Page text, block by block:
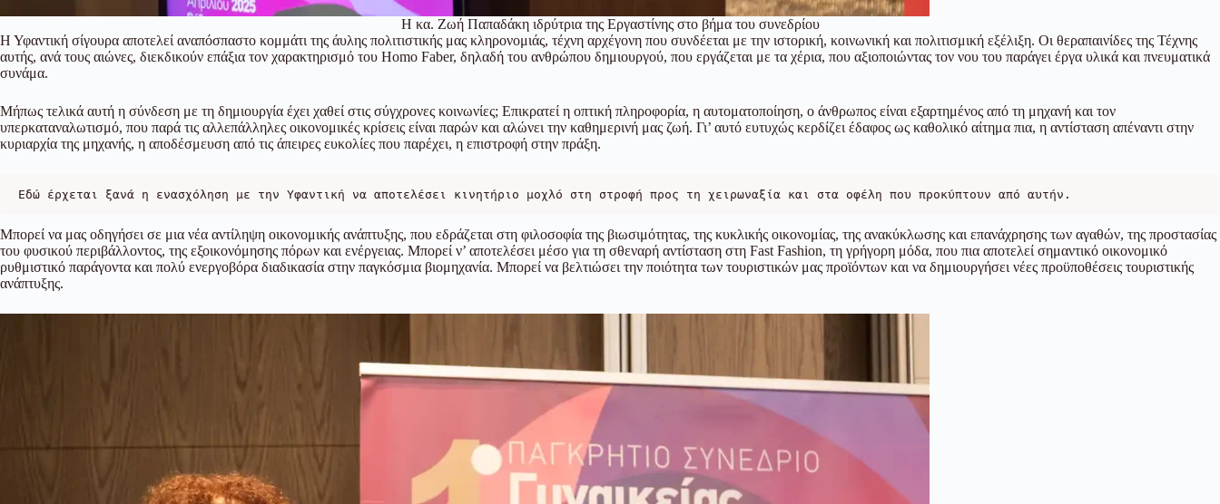
Η κα. Ζωή Παπαδάκη ιδρύτρια της Εργαστίνης στο βήμα του συνεδρίου
Η Υφαντική σίγουρα αποτελεί αναπόσπαστο κομμάτι της άυλης πολιτιστικής μας κληρονομιάς, τέχνη αρχέγονη που συνδέεται με την ιστορική, κοινωνική και πολιτισμική εξέλιξη. Οι θεραπαινίδες της Τέχνης
αυτής, ανά τους αιώνες, διεκδικούν επάξια τον χαρακτηρισμό του Homo Faber, δηλαδή του ανθρώπου δημιουργού, που εργάζεται με τα χέρια, που αξιοποιώντας τον νου του παράγει έργα υλικά και πνευματικά
συνάμα.
Μήπως τελικά αυτή η σύνδεση με τη δημιουργία έχει χαθεί στις σύγχρονες κοινωνίες; Επικρατεί η οπτική πληροφορία, η αυτοματοποίηση, ο άνθρωπος είναι εξαρτημένος από τη μηχανή και τον
υπερκαταναλωτισμό, που παρά τις αλλεπάλληλες οικονομικές κρίσεις είναι παρών και αλώνει την καθημερινή μας ζωή. Γι’ αυτό ευτυχώς κερδίζει έδαφος ως καθολικό αίτημα πια, η αντίσταση απέναντι στην
κυριαρχία της μηχανής, η αποδέσμευση από τις άπειρες ευκολίες που παρέχει, η επιστροφή στην πράξη.
Εδώ έρχεται ξανά η ενασχόληση με την Υφαντική να αποτελέσει κινητήριο μοχλό στη στροφή προς τη χειρωναξία και στα οφέλη που προκύπτουν από αυτήν.
Μπορεί να μας οδηγήσει σε μια νέα αντίληψη οικονομικής ανάπτυξης, που εδράζεται στη φιλοσοφία της βιωσιμότητας, της κυκλικής οικονομίας, της ανακύκλωσης και επανάχρησης των αγαθών, της προστασίας
του φυσικού περιβάλλοντος, της εξοικονόμησης πόρων και ενέργειας. Μπορεί ν’ αποτελέσει μέσο για τη σθεναρή αντίσταση στη Fast Fashion, τη γρήγορη μόδα, που πια αποτελεί σημαντικό οικονομικό
ρυθμιστικό παράγοντα και πολύ ενεργοβόρα διαδικασία στην παγκόσμια βιομηχανία. Μπορεί να βελτιώσει την ποιότητα των τουριστικών μας προϊόντων και να δημιουργήσει νέες προϋποθέσεις τουριστικής
ανάπτυξης.